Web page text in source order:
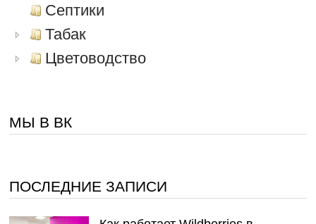
Септики
Табак
Цветоводство
МЫ В ВК
ПОСЛЕДНИЕ ЗАПИСИ